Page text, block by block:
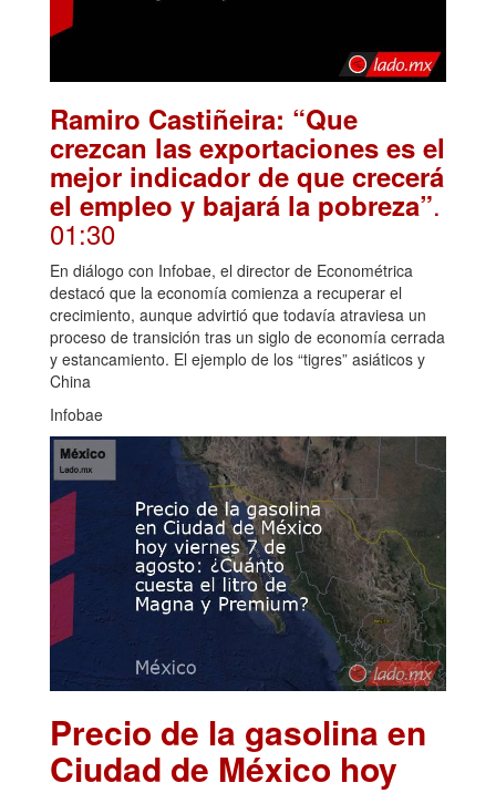
Ramiro Castiñeira: “Que
crezcan las exportaciones es el
mejor indicador de que crecerá
el empleo y bajará la pobreza”.
01:30
En diálogo con Infobae, el director de Econométrica
destacó que la economía comienza a recuperar el
crecimiento, aunque advirtió que todavía atraviesa un
proceso de transición tras un siglo de economía cerrada
y estancamiento. El ejemplo de los “tigres” asiáticos y
China
Infobae
Precio de la gasolina en
Ciudad de México hoy